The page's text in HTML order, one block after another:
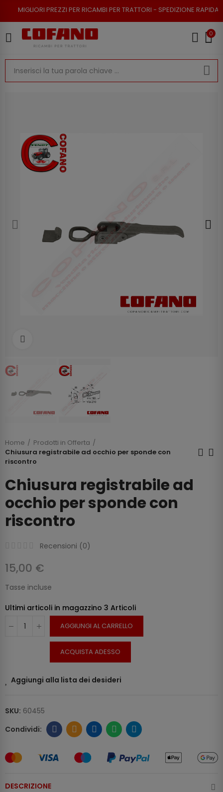
PREZZI PER RICAMBI PER TRATTORI - SPEDIZIONE RAPIDA - RESO
0
Home
Prodotti in Offerta
Chiusura registrabile ad occhio per sponde con
riscontro
Chiusura registrabile ad
occhio per sponde con
riscontro
Recensioni (0)
15,00 €
Tasse incluse
Ultimi articoli in magazzino 3 Articoli
AGGIUNGI AL CARRELLO
ACQUISTA ADESSO
Aggiungi alla lista dei desideri
SKU: 60455
DESCRIZIONE